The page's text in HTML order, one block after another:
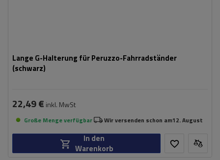
Lange G-Halterung für Peruzzo-Fahrradständer
(schwarz)
22,49 € inkl. MwSt
Große Menge verfügbar Wir versenden schon am12. August
In den
Warenkorb